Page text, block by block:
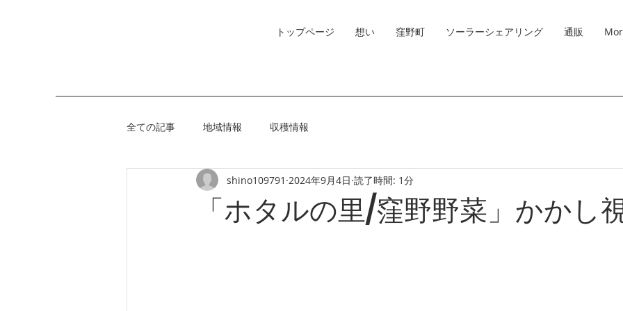
トップページ 想い 窪野町 ソーラーシェアリング 通販
全ての記事 地域情報 収穫情報
「ホタルの里/窪野野菜」かかし
shino109791 2024年9月4日 読了時間: 1分